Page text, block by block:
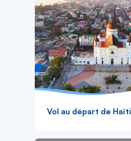
Vol au départ de Haïti